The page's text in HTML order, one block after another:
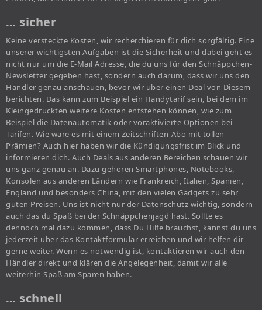
… sicher
Keine versteckte Kosten, wir recherchieren für dich sorgfältig. Eine
unserer wichtigsten Aufgaben ist die Sicherheit und dabei geht es
nicht nur um die E-Mail Adresse, die du uns für den Schnäppchen-
Newsletter gegeben hast, sondern auch darum, dass wir uns den
Händler genau anschauen, bevor wir über einen Deal von Diesem
berichten. Das kann zum Beispiel ein Handytarif sein, bei dem im
Kleingedruckten weitere Kosten entstehen können, wie zum
Beispiel die Datenautomatik oder voraktivierte Optionen bei
Tarifen. Wie wäre es mit einem Zeitschriften-Abo mit tollen
Prämien? Auch hier haben wir die Kündigungsfrist im Blick und
informieren dich. Auch Deals aus anderen Bereichen schauen wir
uns ganz genau an. Dazu gehören Smartphones, Notebooks,
Konsolen aus anderen Ländern wie Frankreich, Italien, Spanien,
England und besonders China, mit den vielen Gadgets zu sehr
guten Preisen. Uns ist nicht nur der Datenschutz wichtig, sondern
auch das du Spaß bei der Schnäppchenjagd hast. Sollte es
dennoch mal dazu kommen, dass Du Hilfe brauchst, kannst du uns
jederzeit über das Kontaktformular erreichen und wir helfen dir
gerne weiter. Wenn es notwendig ist, kontaktieren wir auch den
Händler direkt und klären die Angelegenheit, damit wir alle
weiterhin Spaß am Sparen haben.
… schnell